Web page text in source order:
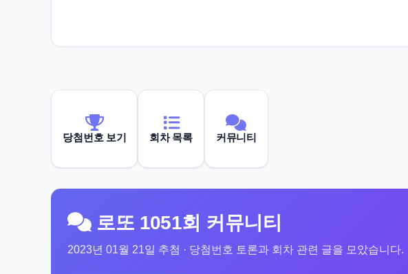
당첨번호 보기 회차 목록 커뮤니티
로또 1051회 커뮤니티
2023년 01월 21일 추첨 · 당첨번호 토론과 회차 관련 글을 모았습니다.